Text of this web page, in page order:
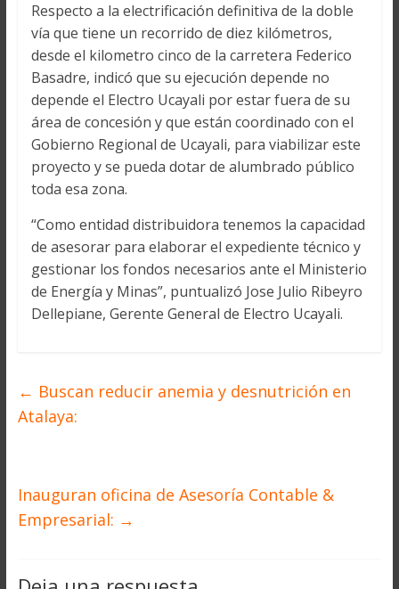
Respecto a la electrificación definitiva de la doble
vía que tiene un recorrido de diez kilómetros,
desde el kilometro cinco de la carretera Federico
Basadre, indicó que su ejecución depende no
depende el Electro Ucayali por estar fuera de su
área de concesión y que están coordinado con el
Gobierno Regional de Ucayali, para viabilizar este
proyecto y se pueda dotar de alumbrado público
toda esa zona.
“Como entidad distribuidora tenemos la capacidad
de asesorar para elaborar el expediente técnico y
gestionar los fondos necesarios ante el Ministerio
de Energía y Minas”, puntualizó Jose Julio Ribeyro
Dellepiane, Gerente General de Electro Ucayali.
← Buscan reducir anemia y desnutrición en
Atalaya:
Inauguran oficina de Asesoría Contable &
Empresarial: →